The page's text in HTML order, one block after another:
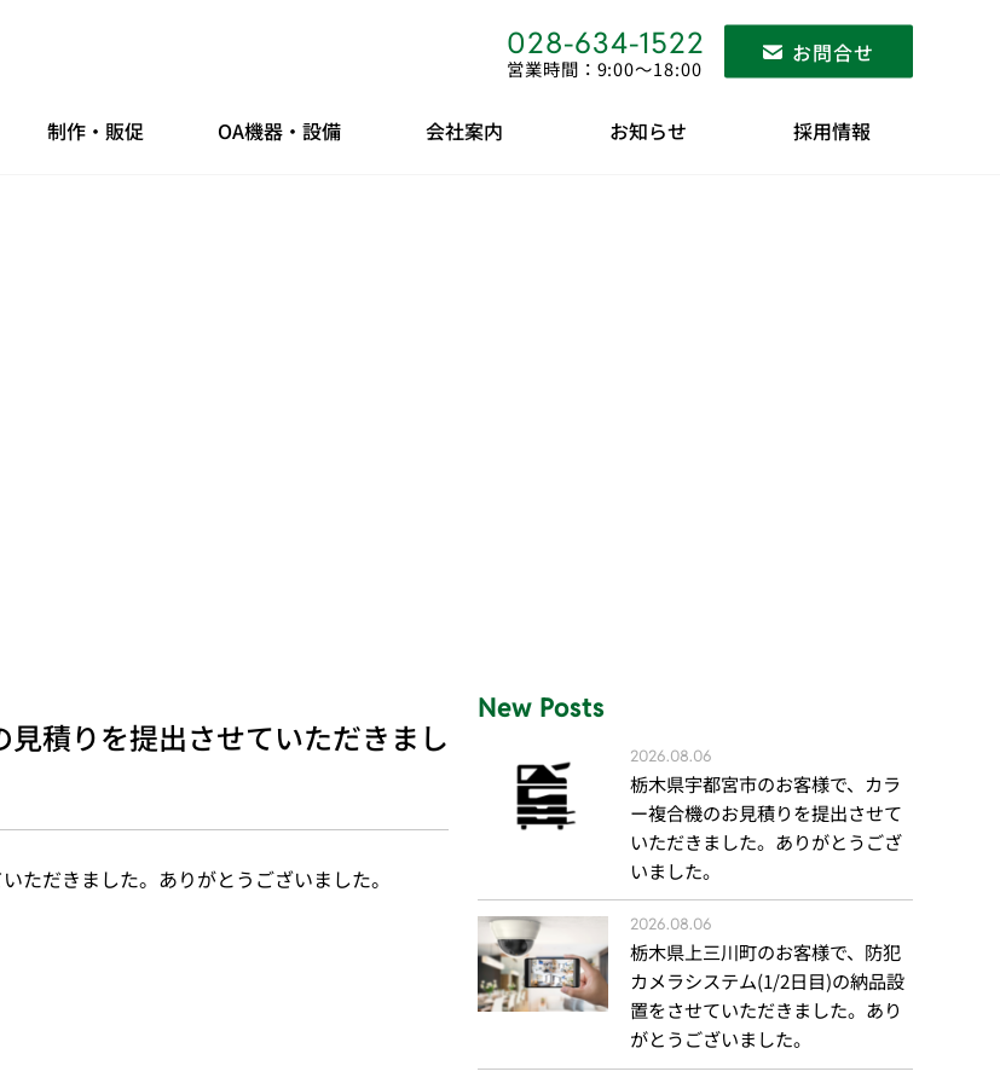
028-634-1522
営業時間：9:00〜18:00
お問合せ
制作・販促 OA機器・設備 会社案内 お知らせ 採用情報
積りを提出させていただきまし
ただきました。ありがとうございました。
New Posts
2026.08.06
栃木県宇都宮市のお客様で、カラ
ー複合機のお見積りを提出させて
いただきました。ありがとうござ
いました。
2026.08.06
栃木県上三川町のお客様で、防犯
カメラシステム(1/2日目)の納品設
置をさせていただきました。あり
がとうございました。